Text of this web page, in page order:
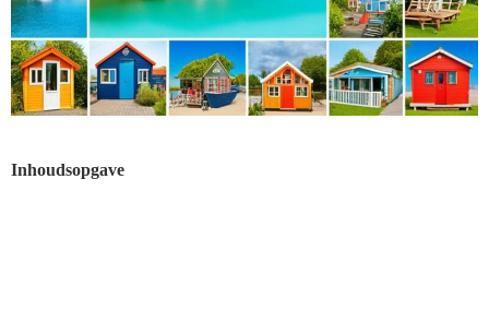
Inhoudsopgave